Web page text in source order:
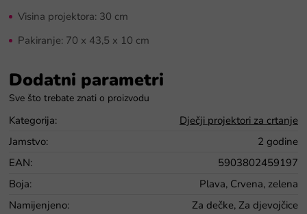
Visina projektora: 30 cm
Pakiranje: 70 x 43,5 x 10 cm
Dodatni parametri
Kategorija:
Dječji projektori za crtanje
Jamstvo:
2 godine
EAN:
5903802459197
Boja:
Plava, Crvena, zelena
Namijenjeno:
Za dečke, Za djevojčice